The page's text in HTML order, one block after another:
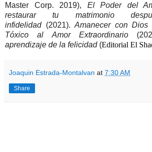
Master Corp. 2019), El Poder del
restaurar tu matrimonio
infidelidad(2021).Amanecer con Dios
Tóxico al Amor Extraordinario
aprendizaje de la felicidad(Editorial El
Joaquin Estrada-Montalvan at 7:30 AM
Share